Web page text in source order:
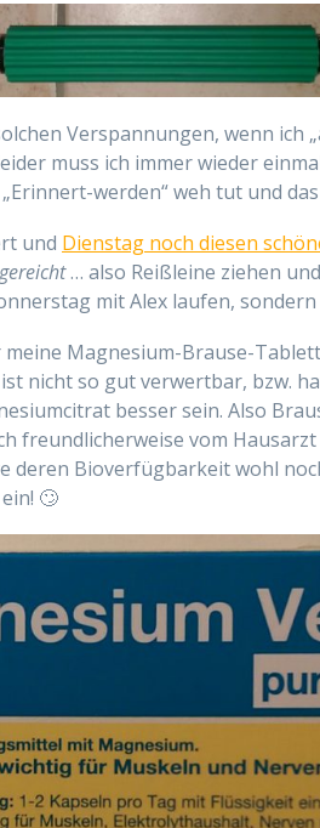
Verspannungen, wenn ich
muss ich immer wieder
werden“ weh tut und
und Dienstag noch diesen
gereicht… also Reißleine ziehen
mit Alex laufen, sondern
Magnesium-Brause-
nicht so gut verwertbar, bzw.
besser sein. Also
freundlicherweise vom
deren Bioverfügbarkeit wohl
🙄